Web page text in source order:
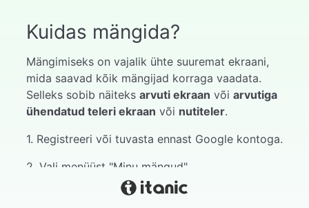
Kuidas mängida?
Mängimiseks on vajalik ühte suuremat ekraani,
mida saavad kõik mängijad korraga vaadata.
Selleks sobib näiteks arvuti ekraan või arvutiga
ühendatud teleri ekraan või nutiteler.
1. Registreeri või tuvasta ennast Google kontoga.
2. Vali menüüst "Minu mängud".
3. Vali meelepärane mäng.